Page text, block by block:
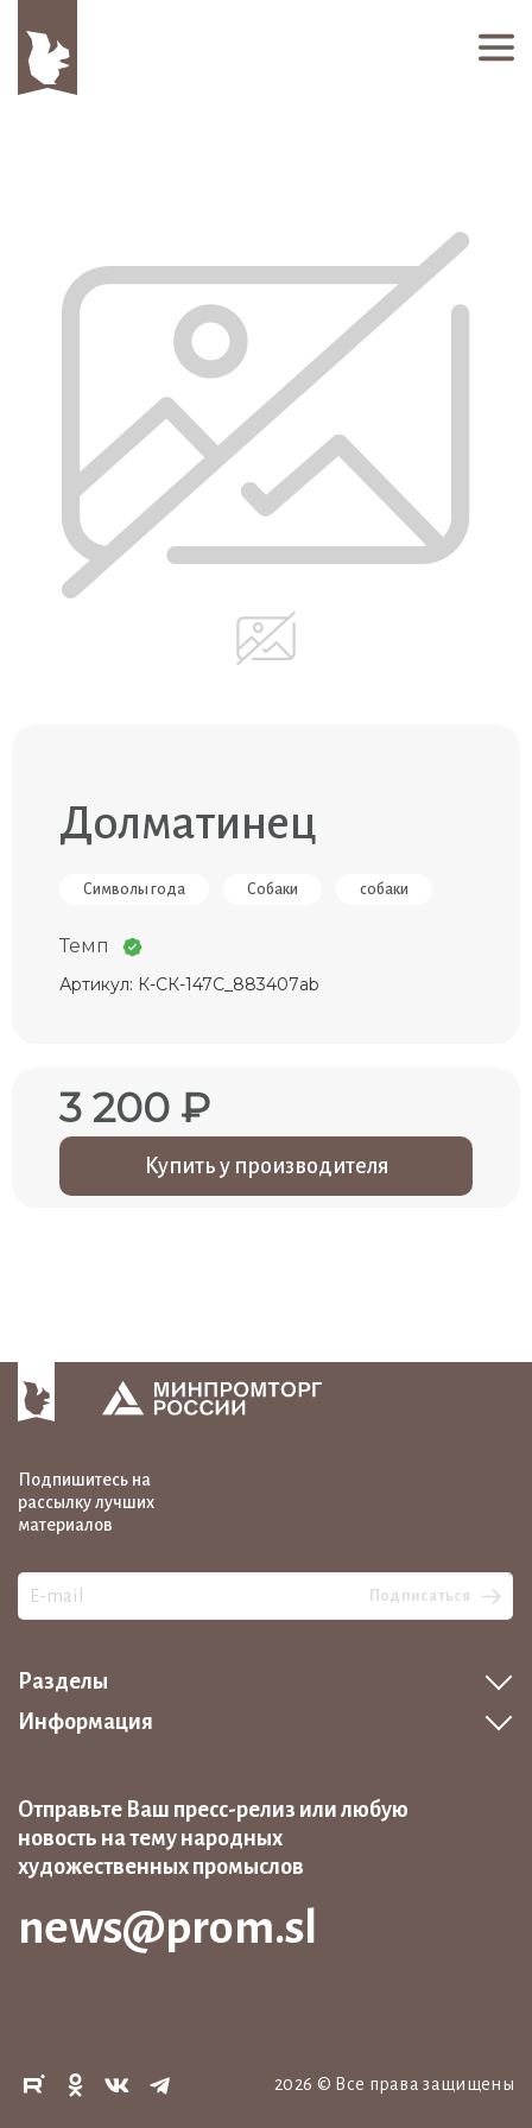
Долматинец
Символы года Собаки собаки
Темп
Артикул: К-СК-147С_883407ab
3 200 ₽
Купить у производителя
Подпишитесь на
рассылку лучших
материалов
Подписаться
Разделы
Информация
Отправьте Ваш пресс-релиз или любую
новость на тему народных
художественных промыслов
news@prom.sl
2026 © Все права защищены